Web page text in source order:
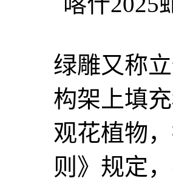
绿雕又称
构架上填
观花植物
则》规定